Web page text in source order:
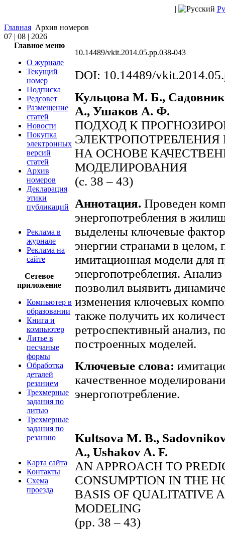
|
Главная Архив номеров
07 | 08 | 2026
Главное меню
О журнале
Текущий
номер
Подписка
Редсовет
Размещение
статей
Новости
Покупка
электронных
версий
статей
Архив
номеров
Декларация
этики
публикаций
Реклама в
журнале
Реклама на
сайте
Сетевое
приложение
Компьютер в
образовании
Книга и
компьютер
Литье в
песчаные
формы
Обработка
деталей
резанием
Трехмерные
задания по
литью
Трехмерные
задания по
резанию
Карта сайта
Контакты
Схема
проезда
10.14489/vkit.2014.05.pp.038-043
DOI: 10.14489/
Кульцова М. Б.,
А., Ушаков А. Ф.
ПОДХОД К
НА ОСНОВЕ
МОДЕЛИРОВАНИЯ
(с. 38 – 43)
Аннотация. Проведен
энергопотребления в
выделены ключевые
энергии странами в целом,
имитационная модели для
энергопотребления.
позволил выявить
изменения ключевых
также получить их
ретроспективный анализ,
построенных моделей.
Ключевые слова:
качественное
энергопотребление.
Kultsova M. B.,
A., Ushakov A. F.
AN APPROACH TO
CONSUMPTION IN THE
BASIS OF QUALITATIVE
MODELING
(pp. 38 – 43)